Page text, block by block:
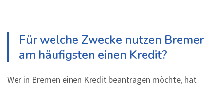
Für welche Zwecke nutzen Bremer
am häufigsten einen Kredit?
Wer in Bremen einen Kredit beantragen möchte, hat